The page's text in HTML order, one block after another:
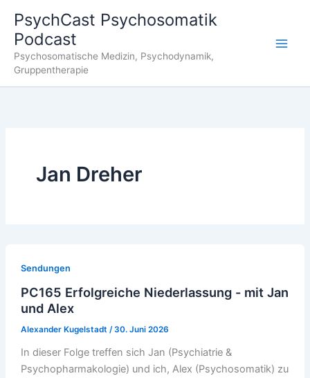
Inhalt
springen
PsychCast Psychosomatik
Podcast
Psychosomatische Medizin, Psychodynamik,
Gruppentherapie
Jan Dreher
Sendungen
PC165 Erfolgreiche Niederlassung - mit Jan
und Alex
Alexander Kugelstadt /30. Juni 2026
In dieser Folge treffen sich Jan (Psychiatrie &
Psychopharmakologie) und ich, Alex (Psychosomatik) zu